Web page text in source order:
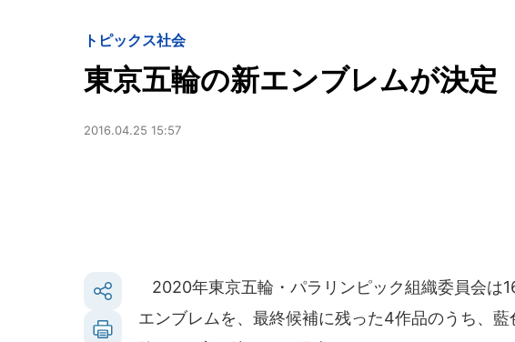
トピックス社会
東京五輪の新エンブレムが決
2016.04.25 15:57
2020年東京五輪・パラリンピック組織委員会は
エンブレムを、最終候補に残った4作品のうち、